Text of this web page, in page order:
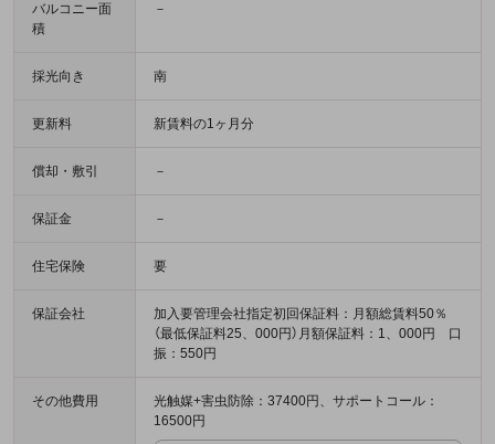
バルコニー面
積
－
採光向き 南
更新料 新賃料の1ヶ月分
償却・敷引 －
保証金 －
住宅保険 要
保証会社
加入要管理会社指定初回保証料：月額総賃料50％
（最低保証料25、000円）月額保証料：1、000円 口
振：550円
その他費用
光触媒+害虫防除：37400円、サポートコール：
16500円